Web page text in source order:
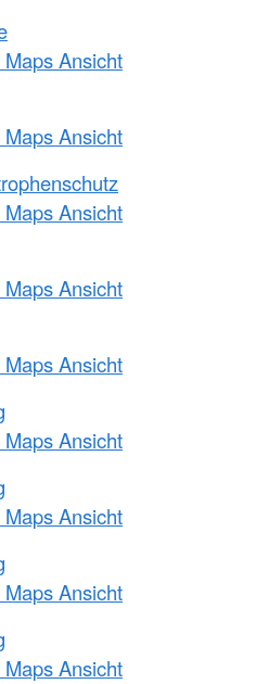
Ansicht
Ansicht
Ansicht
Ansicht
Ansicht
Ansicht
Ansicht
Ansicht
Ansicht